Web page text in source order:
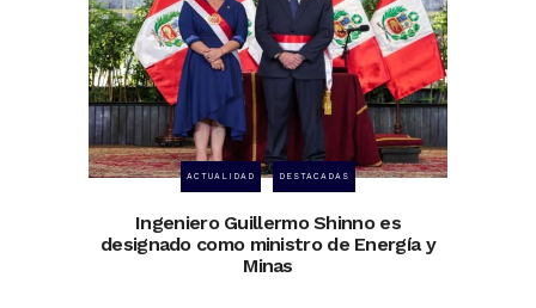
ACTUALIDAD DESTACADAS
Ingeniero Guillermo Shinno es
designado como ministro de Energía y
Minas